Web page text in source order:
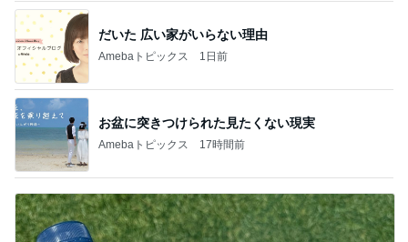
だいた 広い家がいらない理由
Amebaトピックス 1日前
お盆に突きつけられた見たくない現実
Amebaトピックス 17時間前